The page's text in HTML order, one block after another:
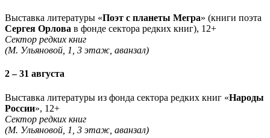
Выставка литературы «Поэт с планеты Мегра» (книги поэта
Сергея Орлова в фонде сектора редких книг), 12+
Сектор редких книг
(М. Ульяновой, 1, 3 этаж, аванзал)
2 – 31 августа
Выставка литературы из фонда сектора редких книг «Народы
России», 12+
Сектор редких книг
(М. Ульяновой, 1, 3 этаж, аванзал)